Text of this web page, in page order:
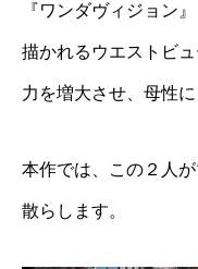
『ワンダヴィジョン
描かれるウエストビ
力を増大させ、母性
本作では、この２人
散らします。